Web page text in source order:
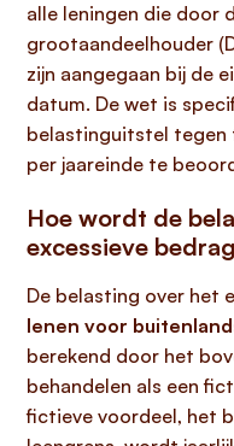
alle leningen die door
grootaandeelhouder
zijn aangegaan bij de
datum. De wet is
belastinguitstel tegen
per jaareinde te
Hoe wordt de
excessieve
De belasting over het
lenen voor
berekend door het
behandelen als een
fictieve voordeel, het